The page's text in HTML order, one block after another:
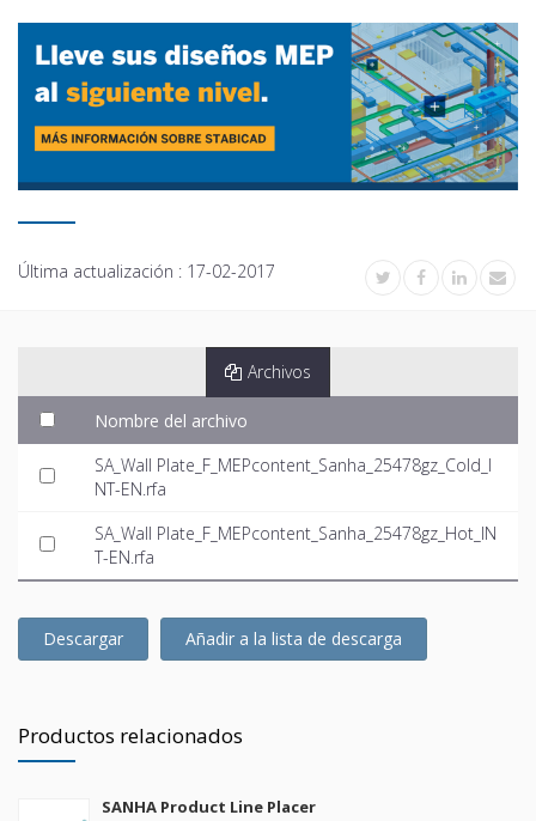
Última actualización : 17-02-2017
Archivos
Nombre del archivo
SA_Wall Plate_F_MEPcontent_Sanha_25478gz_Cold_I
NT-EN.rfa
SA_Wall Plate_F_MEPcontent_Sanha_25478gz_Hot_IN
T-EN.rfa
Descargar Añadir a la lista de descarga
Productos relacionados
SANHA Product Line Placer